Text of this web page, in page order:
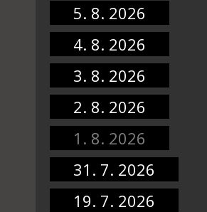
5. 8. 2026
4. 8. 2026
3. 8. 2026
2. 8. 2026
1. 8. 2026
31. 7. 2026
19. 7. 2026